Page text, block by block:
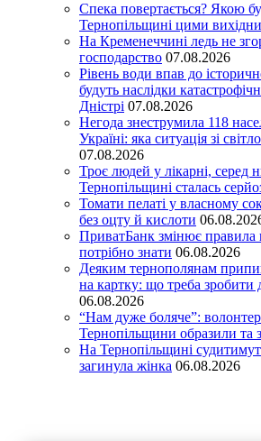
Спека повертається? Якою
Тернопільщині цими
На Кременеччині ледь не
господарство 07.08.2026
Рівень води впав до
будуть наслідки
Дністрі 07.08.2026
Негода знеструмила 118
Україні: яка ситуація зі
07.08.2026
Троє людей у лікарні, серед
Тернопільщині сталась
Томати пелаті у власному
без оцту й кислоти
ПриватБанк змінює правила
потрібно знати 06.08.2026
Деяким тернополянам
на картку: що треба зробити
06.08.2026
“Нам дуже боляче”:
Тернопільщини образили та
На Тернопільщині
загинула жінка 06.08.2026